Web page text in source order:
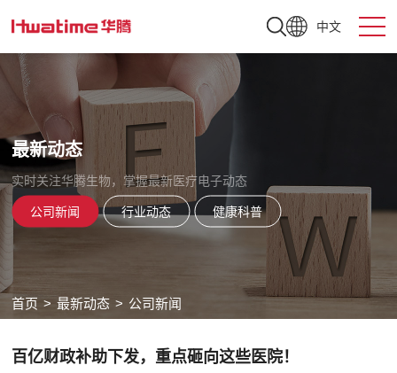
中文
最新动态
实时关注华腾生物，掌握最新医疗电子动态
公司新闻 行业动态 健康科普
首页 > 最新动态 > 公司新闻
百亿财政补助下发，重点砸向这些医院！